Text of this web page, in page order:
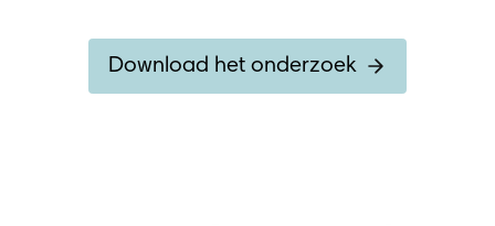
Download het onderzoek